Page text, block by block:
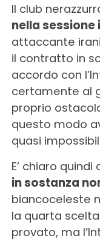
Il club
nella sessione
attaccante
il contratto in
accordo con
certamente al
proprio
questo modo
quasi
E’ chiaro quindi
in sostanza
biancoceleste
la quarta scelta
provato, ma